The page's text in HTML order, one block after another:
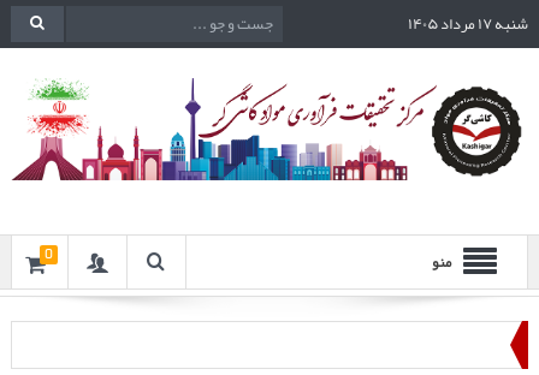
شنبه ۱۷ مرداد ۱۴۰۵
منو 0